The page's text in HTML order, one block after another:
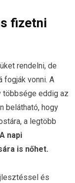
fizetni
rendelni, de
fogják vonni. A
többsége eddig az
belátható, hogy
a legtöbb
A napi
is nőhet.
és